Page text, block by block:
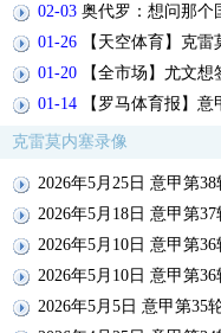
02-03 奥代罗：想问那个国
01-26 【天空体育】克雷莫
01-20 【全市场】尤文想签回
01-14 【罗马体育报】
克雷莫内塞录像
2026年5月25日 意甲第
2026年5月18日 意甲第
2026年5月10日 意甲第
2026年5月10日 意甲第
2026年5月5日 意甲第35